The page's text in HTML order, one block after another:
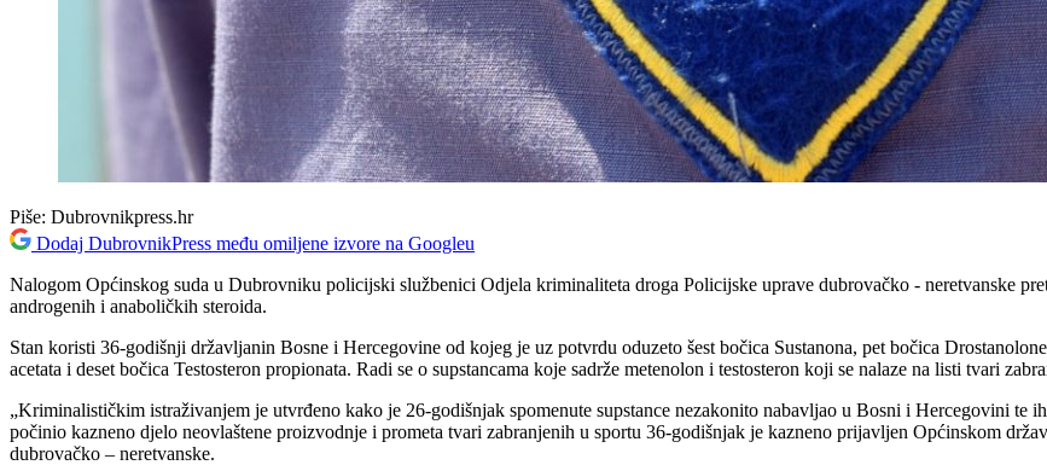
Piše: Dubrovnikpress.hr
Dodaj DubrovnikPress među omiljene izvore na Googleu
Nalogom Općinskog suda u Dubrovniku policijski službenici Odjela kriminaliteta droga Policijske uprave dubrovačko - neretvanske
androgenih i anaboličkih steroida.
Stan koristi 36-godišnji državljanin Bosne i Hercegovine od kojeg je uz potvrdu oduzeto šest bočica Sustanona, pet bočica
acetata i deset bočica Testosteron propionata. Radi se o supstancama koje sadrže metenolon i testosteron koji se nalaze na listi tvari
„Kriminalističkim istraživanjem je utvrđeno kako je 26-godišnjak spomenute supstance nezakonito nabavljao u Bosni i Hercegovini
počinio kazneno djelo neovlaštene proizvodnje i prometa tvari zabranjenih u sportu 36-godišnjak je kazneno prijavljen Općinskom
dubrovačko – neretvanske.